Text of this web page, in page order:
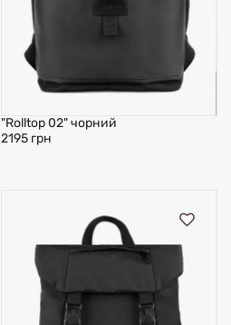
"Rolltop 02" чорний
2195 грн